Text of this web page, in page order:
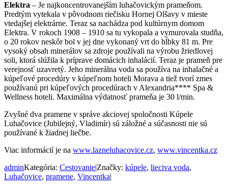
Elektra – Je najkoncentrovanejším luhačovickým prameňom.
Predtým vytekala v pôvodnom riečisku Hornej Olšavy v mieste
vtedajšej elektrárne. Teraz sa nachádza pod kultúrnym domom
Elektra. V rokoch 1908 – 1910 sa tu vykopala a vymurovala studňa,
o 20 rokov neskôr bol v jej dne vykonaný vrt do hĺbky 81 m. Pre
vysoký obsah minerálov sa zdroje používali na výrobu žriedlovej
soli, ktorá slúžila k príprave domácich inhalácií. Teraz je prameň pre
verejnosť uzavretý. Jeho minerálna voda sa používa na inhalačné a
kúpeľové procedúry v kúpeľnom hoteli Morava a tiež tvorí zmes
používanú pri kúpeľových procedúrach v Alexandria**** Spa &
Wellness hoteli. Maximálna výdatnosť prameňa je 30 l/min.
Zvyšné dva pramene v správe akciovej spoločnosti Kúpele
Luhačovice (Jubilejný, Vladimír) sú záložné a súčasnosti nie sú
používané k žiadnej liečbe.
Viac informácií je na www.lazneluhacovice.cz, www.vincentka.cz
adminKategória: Cestovanie|Značky: kúpele, lieciva voda,
Luhačovice, pramene, Vincentka|